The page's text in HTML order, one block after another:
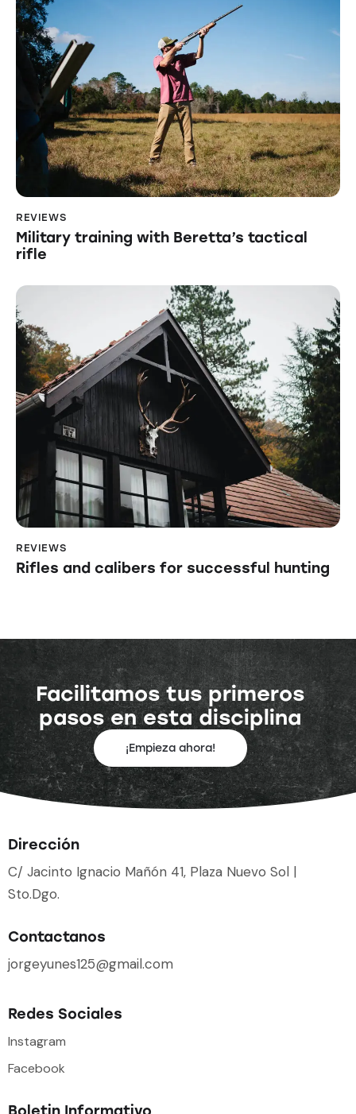
REVIEWS
Military training with Beretta’s tactical
rifle
REVIEWS
Rifles and calibers for successful hunting
Facilitamos tus primeros
pasos en esta disciplina
¡Empieza ahora!
Dirección
C/ Jacinto Ignacio Mañón 41, Plaza Nuevo Sol |
Sto.Dgo.
Contactanos
jorgeyunes125@gmail.com
Redes Sociales
Instagram
Facebook